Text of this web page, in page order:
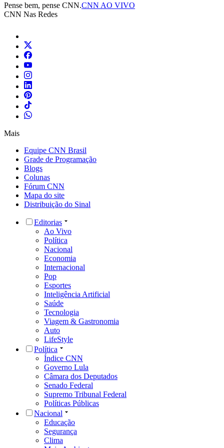
Pense bem, pense CNN.CNN AO VIVO
CNN Nas Redes
Mais
Equipe CNN Brasil
Grade de Programação
Blogs
Colunas
Fórum CNN
Mapa do site
Distribuição do Sinal
Editorias
Ao Vivo
Política
Nacional
Economia
Internacional
Pop
Esportes
Inteligência Artificial
Saúde
Tecnologia
Viagem & Gastronomia
Auto
LifeStyle
Política
Índice CNN
Governo Lula
Câmara dos Deputados
Senado Federal
Supremo Tribunal Federal
Políticas Públicas
Nacional
Educação
Segurança
Clima